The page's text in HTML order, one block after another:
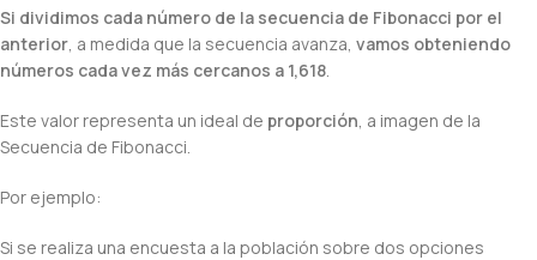
Si dividimos cada número de la secuencia de Fibonacci por el
anterior, a medida que la secuencia avanza, vamos obteniendo
números cada vez más cercanos a 1,618.
Este valor representa un ideal de proporción, a imagen de la
Secuencia de Fibonacci.
Por ejemplo:
Si se realiza una encuesta a la población sobre dos opciones